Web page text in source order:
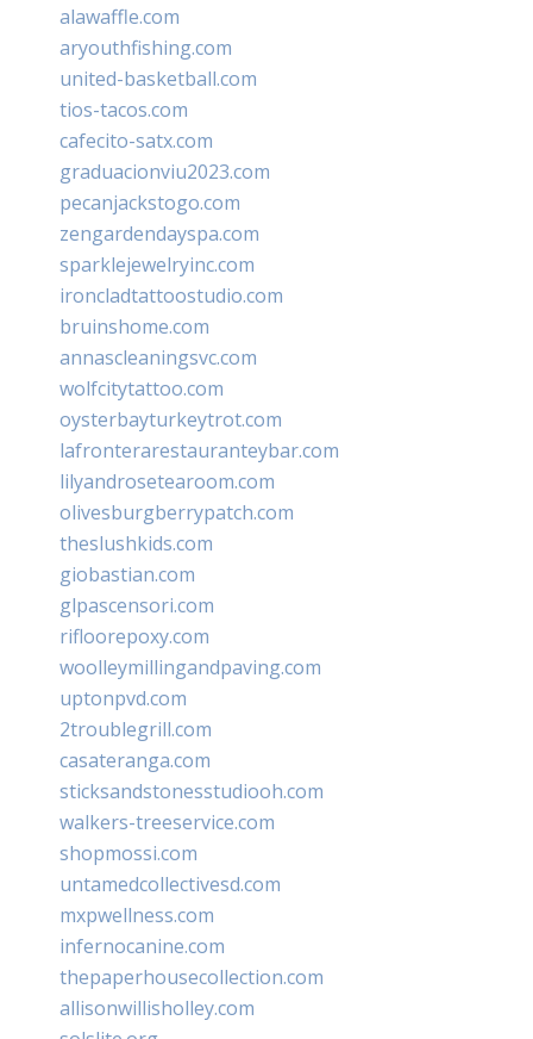
alawaffle.com
aryouthfishing.com
united-basketball.com
tios-tacos.com
cafecito-satx.com
graduacionviu2023.com
pecanjackstogo.com
zengardendayspa.com
sparklejewelryinc.com
ironcladtattoostudio.com
bruinshome.com
annascleaningsvc.com
wolfcitytattoo.com
oysterbayturkeytrot.com
lafronterarestauranteybar.com
lilyandrosetearoom.com
olivesburgberrypatch.com
theslushkids.com
giobastian.com
glpascensori.com
rifloorepoxy.com
woolleymillingandpaving.com
uptonpvd.com
2troublegrill.com
casateranga.com
sticksandstonesstudiooh.com
walkers-treeservice.com
shopmossi.com
untamedcollectivesd.com
mxpwellness.com
infernocanine.com
thepaperhousecollection.com
allisonwillisholley.com